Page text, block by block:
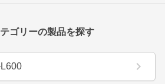
ゴリーの製品を探す